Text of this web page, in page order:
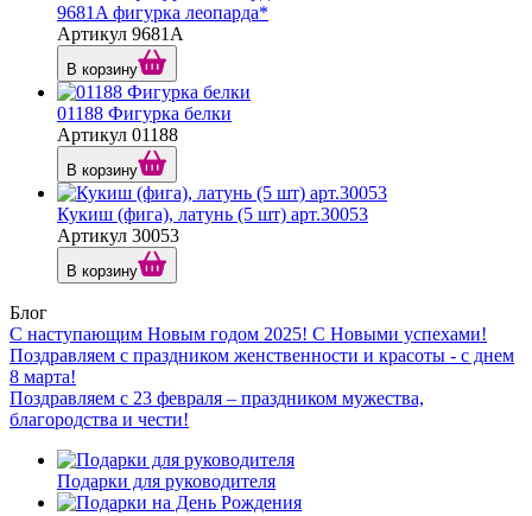
9681A фигурка леопарда*
Артикул 9681A
В корзину
01188 Фигурка белки
Артикул 01188
В корзину
Кукиш (фига), латунь (5 шт) арт.30053
Артикул 30053
В корзину
Блог
С наступающим Новым годом 2025! С Новыми успехами!
Поздравляем с праздником женственности и красоты - с днем
8 марта!
Поздравляем с 23 февраля – праздником мужества,
благородства и чести!
Подарки для руководителя